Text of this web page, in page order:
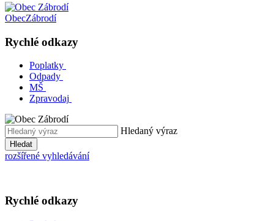
ObecZábrodí
Rychlé odkazy
Poplatky
Odpady
MŠ
Zpravodaj
Hledaný výraz
Hledat
rozšířené vyhledávání
Rychlé odkazy